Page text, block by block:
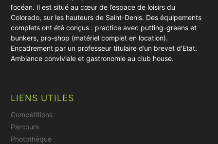
l’océan. Il est situé au cœur de l’espace de loisirs du
Colorado, sur les hauteurs de Saint-Denis. Des équipements
complets ont été conçus : practice avec putting-greens et
bunkers, pro-shop (matériel complet en location).
Encadrement par un professeur titulaire d’un brevet d'Etat.
Ambiance conviviale et gastronomie au club house.
LIENS UTILES
Compétitions
Parcours
Photothèque